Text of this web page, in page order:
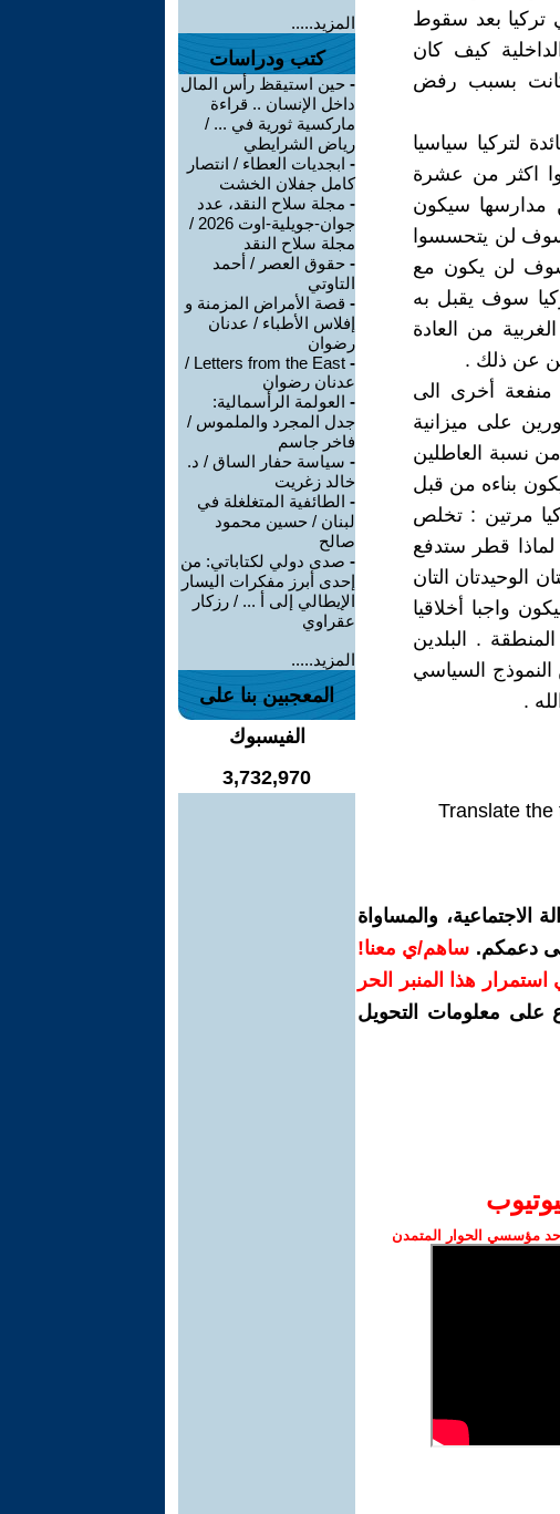
تركيا بعد سقوط
كيف كان
كانت بسبب رفض
لتركيا سياسيا
اكثر من عشرة
مدارسها سيكون
سوف لن يتحسسوا
سوف لن يكون مع
سوف يقبل به
من العادة
عن ذلك .
أخرى الى
على ميزانية
نسبة العاطلين
بناءه من قبل
مرتين : تخلص
لماذا قطر ستدفع
الوحيدتان التان
واجبا أخلاقيا
. البلدين
السياسي
.
Translate
والمساواة
دعمكم. ساهم/ي معنا!
في استمرار هذا المنبر الحر
على معلومات التحويل
مؤسسي الحوار المتمدن
المزيد.....
كتب ودراسات
- حين استيقظ رأس المال
داخل الإنسان .. قراءة
ماركسية ثورية في ... /
رياض الشرايطي
- ابجديات العطاء / انتصار
كامل جفلان الخشت
- مجلة سلاح النقد، عدد
جوان-جويلية-اوت 2026 /
مجلة سلاح النقد
- حقوق العصر / أحمد
التاوتي
- قصة الأمراض المزمنة و
إفلاس الأطباء / عدنان
رضوان
-
Letters from the East /
عدنان رضوان
- العولمة الرأسمالية:
جدل المجرد والملموس /
فاخر جاسم
- سياسة حفار الساق / د.
خالد زغريت
- الطائفية المتغلغلة في
لبنان / حسين محمود
صالح
- صدى دولي لكتاباتي: من
إحدى أبرز مفكرات اليسار
الإيطالي إلى أ ... / رزكار
عقراوي
المزيد.....
المعجبين بنا على
الفيسبوك
3,732,970